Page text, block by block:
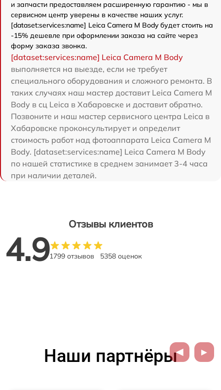
и запчасти предоставляем расширенную гарантию - мы в
сервисном центр уверены в качестве наших услуг.
[dataset:services:name] Leica Camera M Body будет стоить на
-15% дешевле при оформлении заказа на сайте через
форму заказа звонка.
[dataset:services:name] Leica Camera M Body
выполняется на выезде, если не требует
специального оборудования и сложного ремонта. В
таких случаях наш мастер доставит Leica Camera M
Body в сц Leica в Хабаровске и доставит обратно.
Позвоните и наш мастер сервисного центра Leica в
Хабаровске проконсультирует и определит
стоимость работ над фотоаппарата Leica Camera M
Body. [dataset:services:name] Leica Camera M Body
по нашей статистике в среднем занимает 3-4 часа
при наличии деталей.
Отзывы клиентов
4.91799 отзывов 5358 оценок
Наши партнёры